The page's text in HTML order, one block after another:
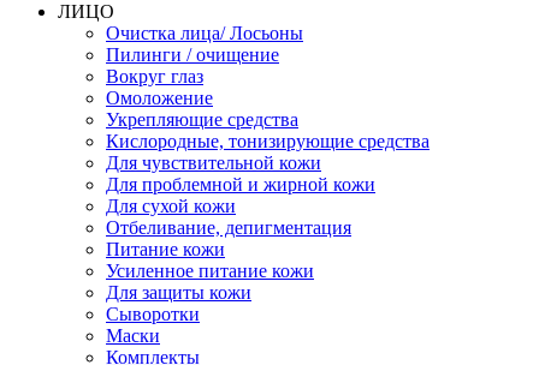
ЛИЦО
Очистка лица/ Лосьоны
Пилинги / очищение
Вокруг глаз
Омоложение
Укрепляющие средства
Кислородные, тонизирующие средства
Для чувствительной кожи
Для проблемной и жирной кожи
Для сухой кожи
Отбеливание, депигментация
Питание кожи
Усиленное питание кожи
Для защиты кожи
Сыворотки
Маски
Комплекты